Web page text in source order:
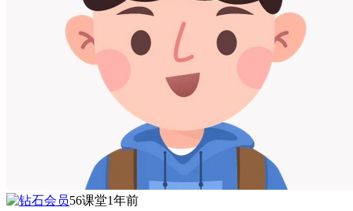
56课堂1年前